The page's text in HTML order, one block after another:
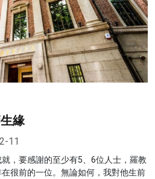
緣
11
，要感謝的至少有5、6位人士，羅教
很前的一位。無論如何，我對他生前